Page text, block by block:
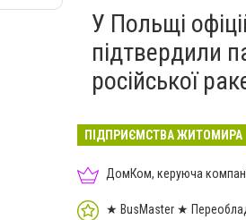
У Польщі
підтвердили
російської
ПІДПРИЄМСТВА ЖИТОМИРА
ДомКом, керуюча
★ BusMaster ★